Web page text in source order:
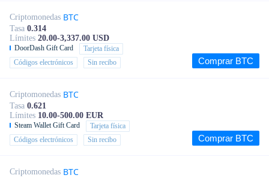
Criptomonedas BTC
Tasa 0.314
Límites 20.00-3,337.00 USD
DoorDash Gift Card
Tarjeta física
Códigos electrónicos
Sin recibo Comprar BTC
Criptomonedas BTC
Tasa 0.621
Límites 10.00-500.00 EUR
Steam Wallet Gift Card
Tarjeta física
Códigos electrónicos
Sin recibo Comprar BTC
Criptomonedas BTC